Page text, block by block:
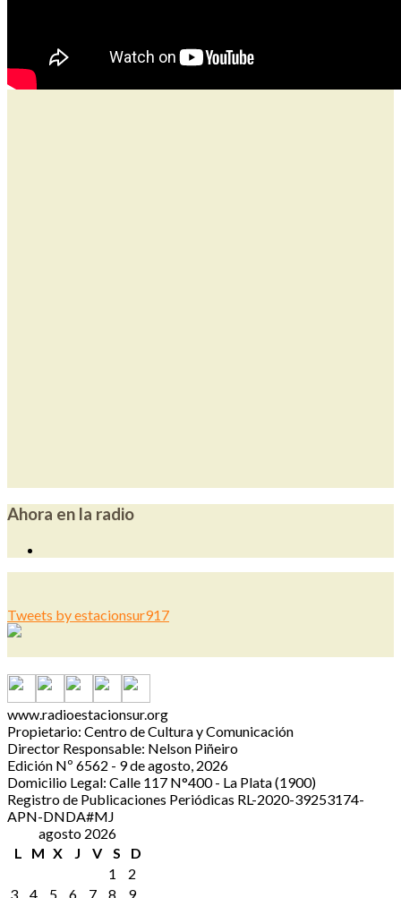
Ahora en la radio
Tweets by estacionsur917
www.radioestacionsur.org
Propietario: Centro de Cultura y Comunicación
Director Responsable: Nelson Piñeiro
Edición Nº 6562 - 9 de agosto, 2026
Domicilio Legal: Calle 117 N°400 - La Plata (1900)
Registro de Publicaciones Periódicas RL-2020-39253174-
APN-DNDA#MJ
agosto 2026
L
M X J V S D
1
2
3
4 5 6 7 8
9